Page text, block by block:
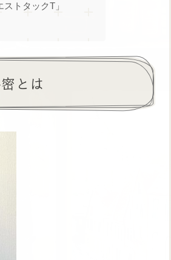
トタックT」
とは